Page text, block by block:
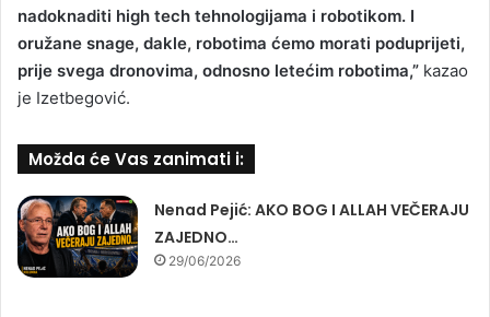
nadoknaditi high tech tehnologijama i robotikom. I
oružane snage, dakle, robotima ćemo morati poduprijeti,
prije svega dronovima, odnosno letećim robotima,” kazao
je Izetbegović.
Možda će Vas zanimati i:
Nenad Pejić: AKO BOG I ALLAH VEČERAJU
ZAJEDNO…
29/06/2026